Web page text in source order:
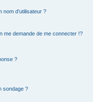
d’utilisateur ?
me demande de me connecter !?
?
sondage ?